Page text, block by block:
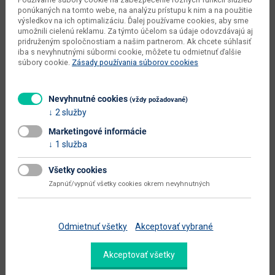
výška od - do (cm) 82 - 102
hĺbka sedadla (cm) 60
výška sedadla (cm) 41
hĺbka plochy na spanie (cm) 200
cm)
120 x 200
Zobraziť ďalšie parametre
ponúkaných na tomto webe, na analýzu prístupu k nim a na použitie
výsledkov na ich optimalizáciu. Ďalej používame cookies, aby sme
umožnili cielenú reklamu. Za týmto účelom sa údaje odovzdávajú aj
pridruženým spoločnostiam a našim partnerom. Ak chcete súhlasiť
iba s nevyhnutnými súbormi cookie, môžete tu odmietnuť ďalšie
súbory cookie. Zásady používania súborov cookies
Nevyhnutné cookies (vždy požadované)
2 služby
Marketingové informácie
1 služba
Všetky cookies
Zapnúť/vypnúť všetky cookies okrem nevyhnutných
Odmietnuť všetky Akceptovať vybrané
Akceptovať všetky